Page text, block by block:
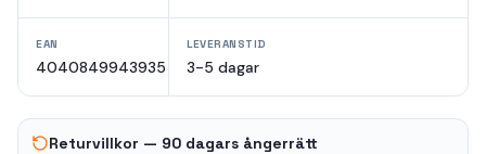
EAN
4040849943935
LEVERANSTID
3-5 dagar
Returvillkor — 90 dagars ångerrätt